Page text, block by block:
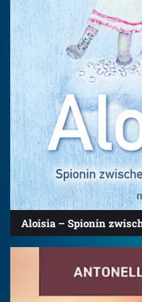
Aloisia – Spionin